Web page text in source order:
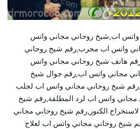
اب,شيخ روحاني مجاني واتس
واتس اب مجرب,رقم شيخ روحاني
هاتف شيخ روحاني مجاني واتس
مجاني واتس اب,رقم جوال شيخ
شيخ روحاني مجاني واتس اب لجلب
مجاني واتس اب لرد المطلقة,رقم شيخ
الكنوز,رقم شيخ روحاني مجاني
شيخ روحاني مجاني واتس اب لعلاج